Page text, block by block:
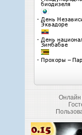
Онлайн